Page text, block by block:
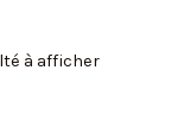
à afficher